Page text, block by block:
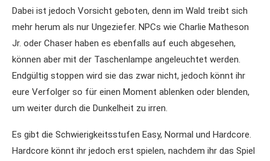
Dabei ist jedoch Vorsicht geboten, denn im Wald treibt sich
mehr herum als nur Ungeziefer. NPCs wie Charlie Matheson
Jr. oder Chaser haben es ebenfalls auf euch abgesehen,
können aber mit der Taschenlampe angeleuchtet werden.
Endgültig stoppen wird sie das zwar nicht, jedoch könnt ihr
eure Verfolger so für einen Moment ablenken oder blenden,
um weiter durch die Dunkelheit zu irren.
Es gibt die Schwierigkeitsstufen Easy, Normal und Hardcore.
Hardcore könnt ihr jedoch erst spielen, nachdem ihr das Spiel